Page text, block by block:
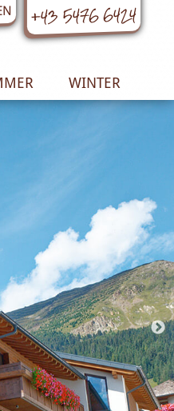
+43 5476 6424
WINTER